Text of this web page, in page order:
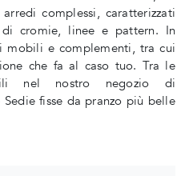
complessi, caratterizzati
cromie, linee e pattern. In
mobili e complementi, tra cui
che fa al caso tuo. Tra le
nel nostro negozio di
fisse da pranzo più belle